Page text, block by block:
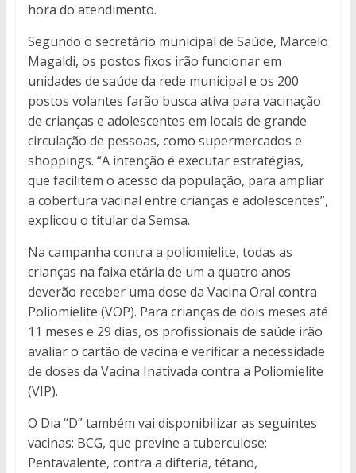
hora do atendimento.
Segundo o secretário municipal de Saúde, Marcelo
Magaldi, os postos fixos irão funcionar em
unidades de saúde da rede municipal e os 200
postos volantes farão busca ativa para vacinação
de crianças e adolescentes em locais de grande
circulação de pessoas, como supermercados e
shoppings. “A intenção é executar estratégias,
que facilitem o acesso da população, para ampliar
a cobertura vacinal entre crianças e adolescentes”,
explicou o titular da Semsa.
Na campanha contra a poliomielite, todas as
crianças na faixa etária de um a quatro anos
deverão receber uma dose da Vacina Oral contra
Poliomielite (VOP). Para crianças de dois meses até
11 meses e 29 dias, os profissionais de saúde irão
avaliar o cartão de vacina e verificar a necessidade
de doses da Vacina Inativada contra a Poliomielite
(VIP).
O Dia “D” também vai disponibilizar as seguintes
vacinas: BCG, que previne a tuberculose;
Pentavalente, contra a difteria, tétano,